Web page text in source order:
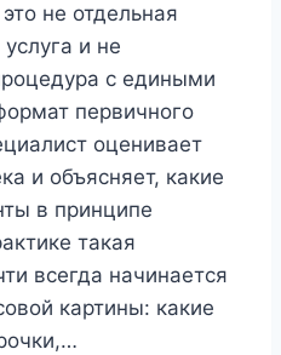
не отдельная
и не
с едиными
первичного
оценивает
и объясняет, какие
в принципе
такая
всегда начинается
картины: какие